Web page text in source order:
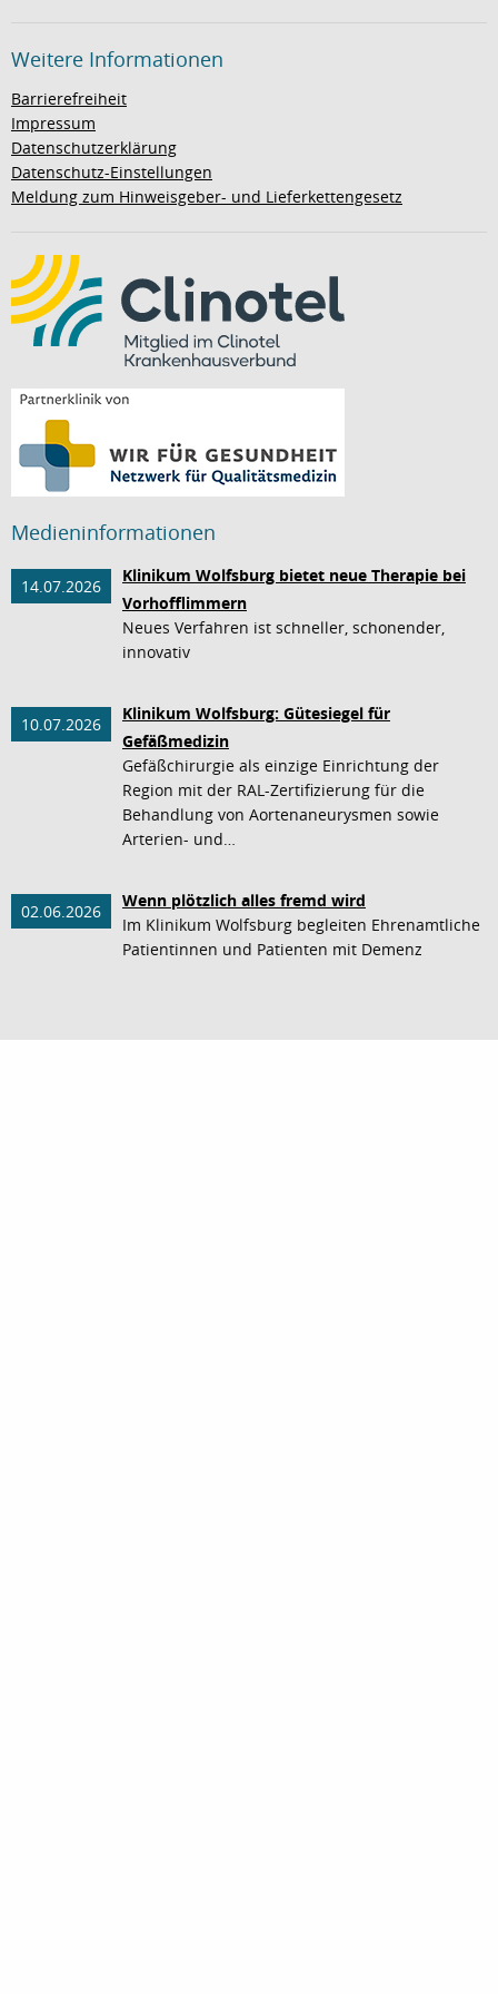
Weitere Informationen
Barrierefreiheit
Impressum
Datenschutzerklärung
Datenschutz-Einstellungen
Meldung zum Hinweisgeber- und Lieferkettengesetz
Medieninformationen
14.07.2026
Klinikum Wolfsburg bietet neue Therapie bei
Vorhofflimmern
Neues Verfahren ist schneller, schonender,
innovativ
10.07.2026
Klinikum Wolfsburg: Gütesiegel für
Gefäßmedizin
Gefäßchirurgie als einzige Einrichtung der
Region mit der RAL-Zertifizierung für die
Behandlung von Aortenaneurysmen sowie
Arterien- und…
02.06.2026
Wenn plötzlich alles fremd wird
Im Klinikum Wolfsburg begleiten Ehrenamtliche
Patientinnen und Patienten mit Demenz